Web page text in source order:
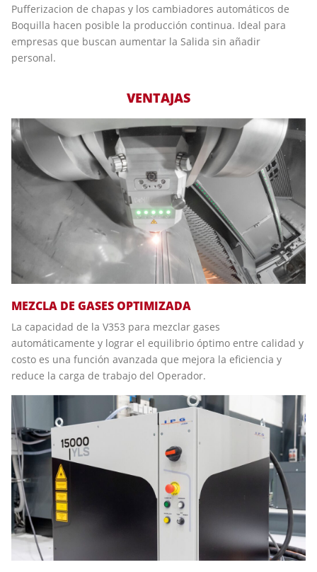
Pufferizacion de chapas y los cambiadores automáticos de
Boquilla hacen posible la producción continua. Ideal para
empresas que buscan aumentar la Salida sin añadir
personal.
VENTAJAS
MEZCLA DE GASES OPTIMIZADA
La capacidad de la V353 para mezclar gases
automáticamente y lograr el equilibrio óptimo entre calidad y
costo es una función avanzada que mejora la eficiencia y
reduce la carga de trabajo del Operador.